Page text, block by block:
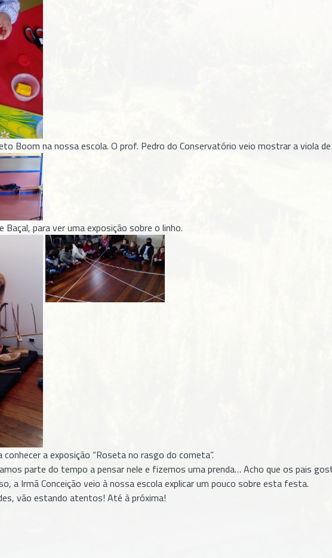
Boom na nossa escola. O prof. Pedro do Conservatório veio mostrar a viola de
para ver uma exposição sobre o linho.
a exposição “Roseta no rasgo do cometa”.
parte do tempo a pensar nele e fizemos uma prenda… Acho que os pais
a Irmã Conceição veio à nossa escola explicar um pouco sobre esta festa.
vão estando atentos! Até à próxima!